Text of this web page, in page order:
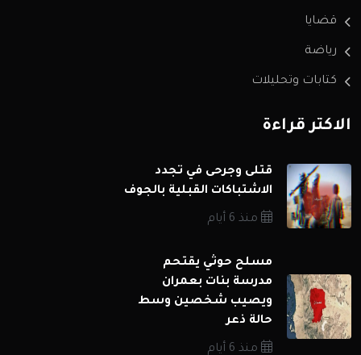
قضايا
رياضة
كتابات وتحليلات
الاكثر قراءة
قتلى وجرحى في تجدد
الاشتباكات القبلية بالجوف
منذ 6 أيام
مسلح حوثي يقتحم
مدرسة بنات بعمران
ويصيب شخصين وسط
حالة ذعر
منذ 6 أيام